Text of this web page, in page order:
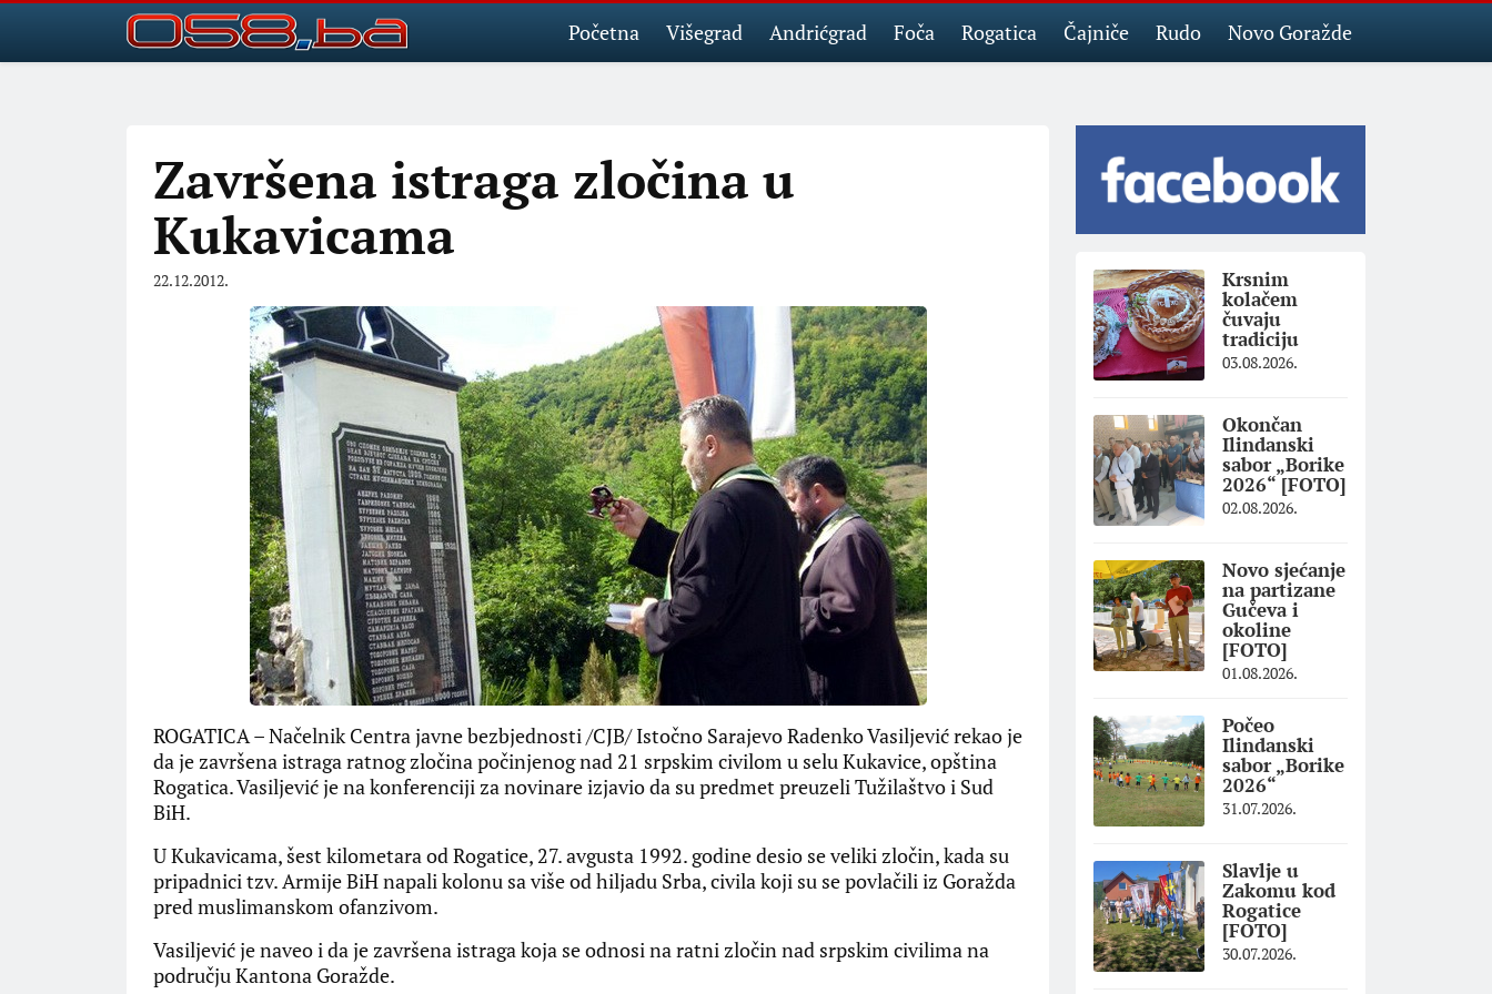
Početna Višegrad Andrićgrad Foča Rogatica Čajniče Rudo Novo Goražde
Završena istraga zločina u
Kukavicama
22.12.2012.
ROGATICA – Načelnik Centra javne bezbjednosti /CJB/ Istočno Sarajevo Radenko Vasiljević rekao je
da je završena istraga ratnog zločina počinjenog nad 21 srpskim civilom u selu Kukavice, opština
Rogatica. Vasiljević je na konferenciji za novinare izjavio da su predmet preuzeli Tužilaštvo i Sud
BiH.
U Kukavicama, šest kilometara od Rogatice, 27. avgusta 1992. godine desio se veliki zločin, kada su
pripadnici tzv. Armije BiH napali kolonu sa više od hiljadu Srba, civila koji su se povlačili iz Goražda
pred muslimanskom ofanzivom.
Vasiljević je naveo i da je završena istraga koja se odnosi na ratni zločin nad srpskim civilima na
području Kantona Goražde.
Krsnim
kolačem
čuvaju
tradiciju
03.08.2026.
Okončan
Ilindanski
sabor „Borike
2026“ [FOTO]
02.08.2026.
Novo sjećanje
na partizane
Gučeva i
okoline
[FOTO]
01.08.2026.
Počeo
Ilindanski
sabor „Borike
2026“
31.07.2026.
Slavlje u
Zakomu kod
Rogatice
[FOTO]
30.07.2026.